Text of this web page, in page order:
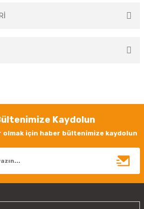
ederiz.
veya görüntülenemiyor.
bulunuyor.
Kaydolun
olmak için haber bültenimize kaydolun